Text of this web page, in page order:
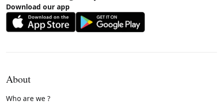
Download our app
About
Who are we ?